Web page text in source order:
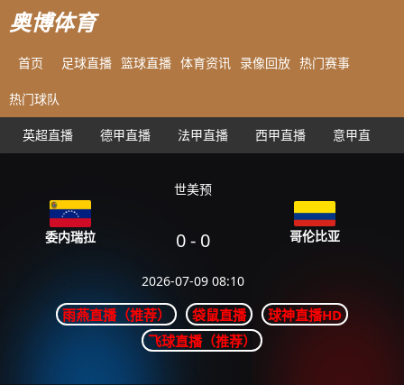
奥博体育
首页 足球直播 篮球直播 体育资讯 录像回放 热门赛事
热门球队
英超直播 德甲直播 法甲直播 西甲直播 意甲直播
委内瑞拉
世美预
0- 0
2026-07-09 08:10
哥伦比亚
雨燕直播（推荐） 袋鼠直播
球神直播HD
飞球直播（推荐）